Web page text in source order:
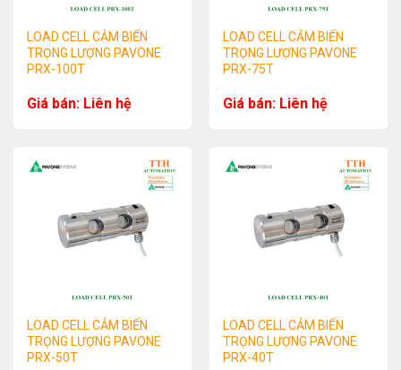
LOAD CELL CẢM BIẾN
TRỌNG LƯỢNG PAVONE
PRX-100T
Giá bán: Liên hệ
LOAD CELL CẢM BIẾN
TRỌNG LƯỢNG PAVONE
PRX-75T
Giá bán: Liên hệ
LOAD CELL CẢM BIẾN
TRỌNG LƯỢNG PAVONE
PRX-50T
LOAD CELL CẢM BIẾN
TRỌNG LƯỢNG PAVONE
PRX-40T